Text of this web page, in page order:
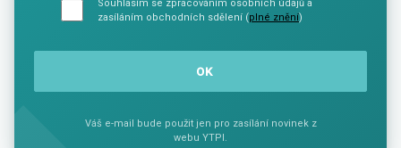
Souhlasím se zpracováním osobních údajů a
zasíláním obchodních sdělení (plné znění)
Váš e-mail bude použit jen pro zasílání novinek z
webu YTPI.